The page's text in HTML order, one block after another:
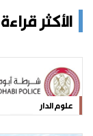
الأكثر قراءة
علوم الدار